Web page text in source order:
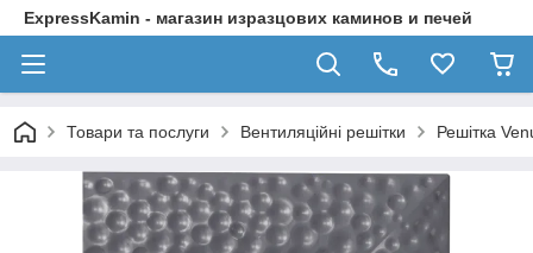
ExpressKamin - магазин изразцових каминов и печей
Товари та послуги Вентиляційні решітки Решітка